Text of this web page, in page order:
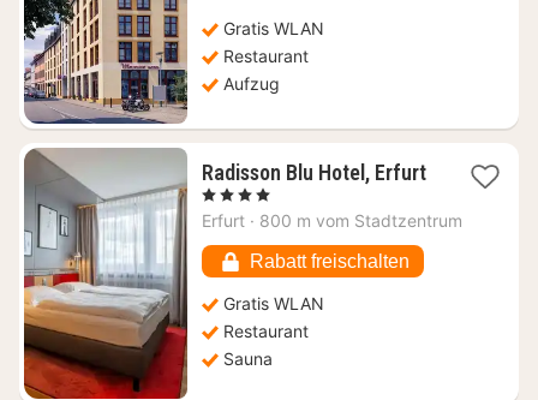
84,19
€
Gratis WLAN
Restaurant
Aufzug
Radisson Blu Hotel, Erfurt
1
Nacht
91,28
€
, 4 Sterne
Erfurt · 800 m vom Stadtzentrum
Rabatt freischalten
Gratis WLAN
Restaurant
Sauna